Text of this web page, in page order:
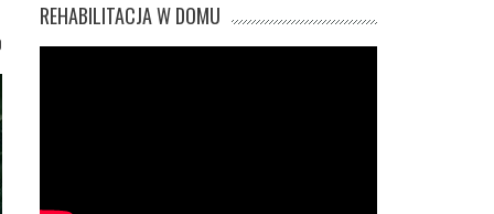
REHABILITACJA W DOMU